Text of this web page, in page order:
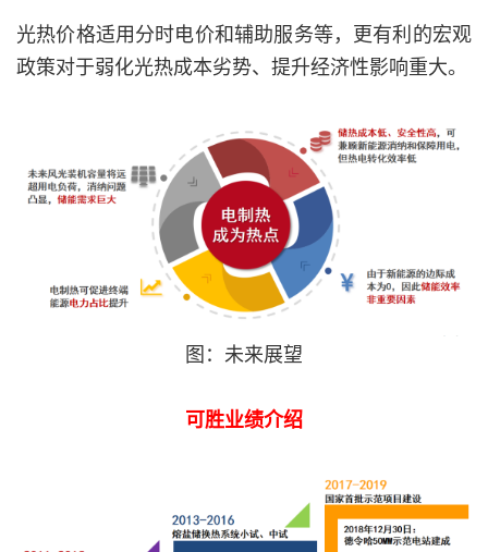
光热价格适用分时电价和辅助服务等，更有利的宏观
政策对于弱化光热成本劣势、提升经济性影响重大。
图：未来展望
可胜业绩介绍